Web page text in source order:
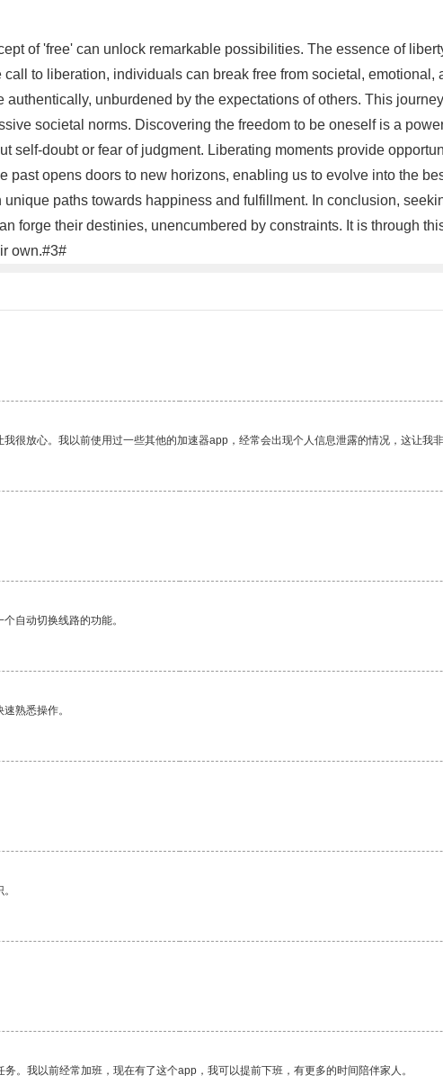
of 'free' can unlock remarkable possibilities. The essence of
to liberation, individuals can break free from societal,
unburdened by the expectations of others. This
societal norms. Discovering the freedom to be oneself is a
self-doubt or fear of judgment. Liberating moments provide
past opens doors to new horizons, enabling us to evolve into the
paths towards happiness and fulfillment. In conclusion,
forge their destinies, unencumbered by constraints. It is through
own.#3#
很放心。我以前使用过一些其他的加速器app，经常会出现个人信息泄露的情况，这让我非
自动切换线路的功能。
熟悉操作。
。我以前经常加班，现在有了这个app，我可以提前下班，有更多的时间陪伴家人。